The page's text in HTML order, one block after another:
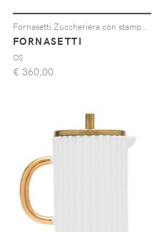
FORNASETTI
OS
€ 360,00